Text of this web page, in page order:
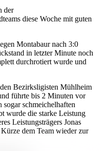
der
diese Woche mit guten
Montabaur nach 3:0
in letzter Minute noch
durchrotiert wurde und
Bezirksligisten Mühlheim
führte bis 2 Minuten vor
sogar schmeichelhaften
wurde die starke Leistung
Leistungsträgers Jonas
dem Team wieder zur